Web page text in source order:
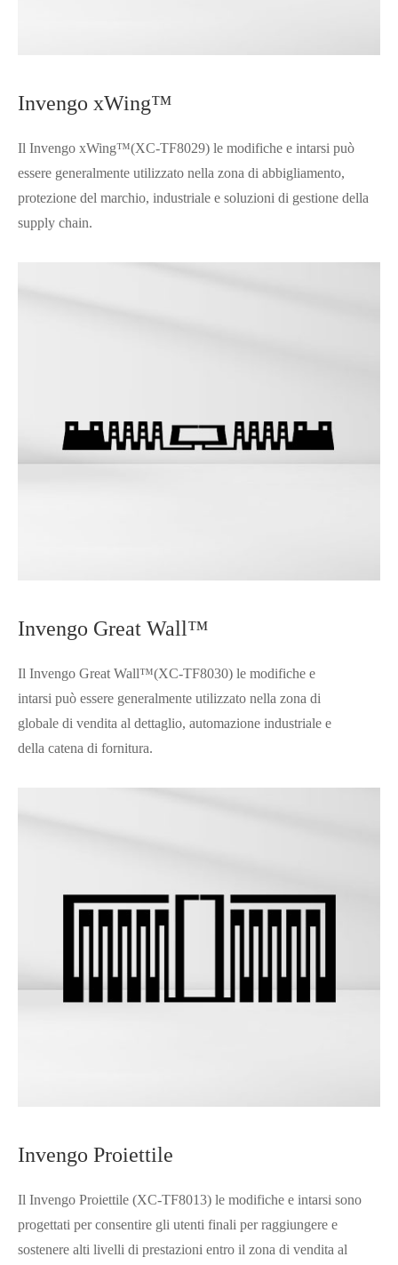
Invengo xWing™
Il Invengo xWing™(XC-TF8029) le modifiche e intarsi può
essere generalmente utilizzato nella zona di abbigliamento,
protezione del marchio, industriale e soluzioni di gestione della
supply chain.
Invengo Great Wall™
Il Invengo Great Wall™(XC-TF8030) le modifiche e
intarsi può essere generalmente utilizzato nella zona di
globale di vendita al dettaglio, automazione industriale e
della catena di fornitura.
Invengo Proiettile
Il Invengo Proiettile (XC-TF8013) le modifiche e intarsi sono
progettati per consentire gli utenti finali per raggiungere e
sostenere alti livelli di prestazioni entro il zona di vendita al